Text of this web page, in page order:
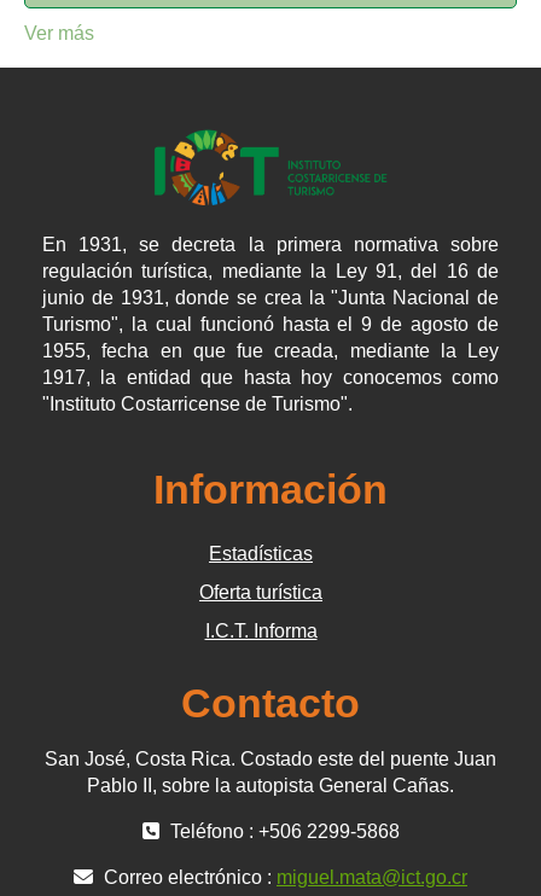
Ver más
En 1931, se decreta la primera normativa sobre
regulación turística, mediante la Ley 91, del 16 de
junio de 1931, donde se crea la "Junta Nacional de
Turismo", la cual funcionó hasta el 9 de agosto de
1955, fecha en que fue creada, mediante la Ley
1917, la entidad que hasta hoy conocemos como
"Instituto Costarricense de Turismo".
Información
Estadísticas
Oferta turística
I.C.T. Informa
Contacto
San José, Costa Rica. Costado este del puente Juan
Pablo II, sobre la autopista General Cañas.
Teléfono : +506 2299-5868
Correo electrónico : miguel.mata@ict.go.cr